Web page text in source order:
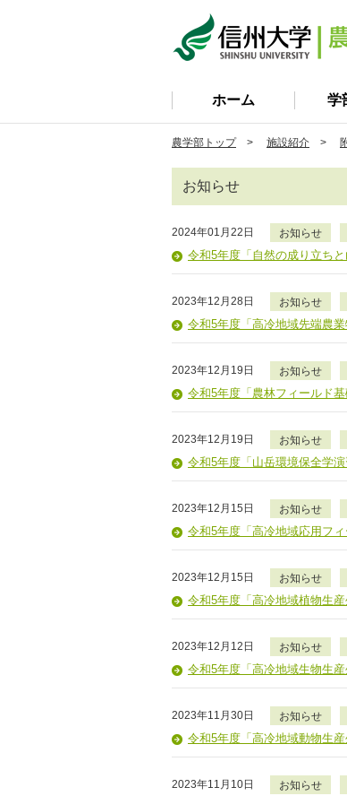
ホーム 学
農学部トップ> 施設紹介 >
お知らせ
2024年01月22日 お知らせ
令和5年度「自然の成り立ち
2023年12月28日 お知らせ
令和5年度「高冷地域先端農
2023年12月19日 お知らせ
令和5年度「農林フィールド
2023年12月19日 お知らせ
令和5年度「山岳環境保全学
2023年12月15日 お知らせ
令和5年度「高冷地域応用フ
2023年12月15日 お知らせ
令和5年度「高冷地域植物生
2023年12月12日 お知らせ
令和5年度「高冷地域生物生
2023年11月30日 お知らせ
令和5年度「高冷地域動物生
2023年11月10日 お知らせ